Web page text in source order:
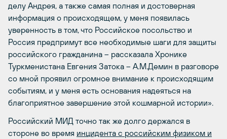
делу Андрея, а также самая полная и достоверная
информация о происходящем, у меня появилась
уверенность в том, что Российское посольство и
Россия предпримут все необходимые шаги для защиты
российского гражданина – рассказала Хронике
Туркменистана Евгения Затока – А.М.Демин в разговоре
со мной проявил огромное внимание к происходящим
событиям, и у меня есть основания надеяться на
благоприятное завершение этой кошмарной истории».
Российский МИД точно так же долго держался в
стороне во время инцидента с российским физиком и